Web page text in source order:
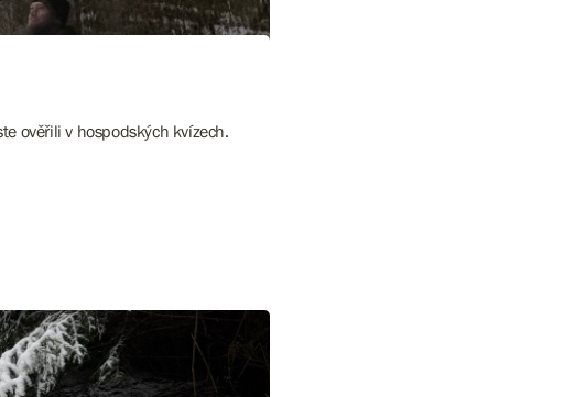
ověřili v hospodských kvízech.